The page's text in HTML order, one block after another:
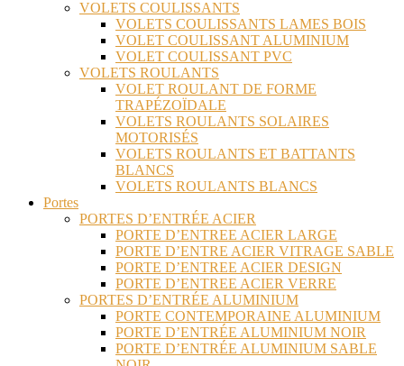
VOLETS COULISSANTS
VOLETS COULISSANTS LAMES BOIS
VOLET COULISSANT ALUMINIUM
VOLET COULISSANT PVC
VOLETS ROULANTS
VOLET ROULANT DE FORME
TRAPÉZOÏDALE
VOLETS ROULANTS SOLAIRES
MOTORISÉS
VOLETS ROULANTS ET BATTANTS
BLANCS
VOLETS ROULANTS BLANCS
Portes
PORTES D’ENTRÉE ACIER
PORTE D’ENTREE ACIER LARGE
PORTE D’ENTRE ACIER VITRAGE SABLE
PORTE D’ENTREE ACIER DESIGN
PORTE D’ENTREE ACIER VERRE
PORTES D’ENTRÉE ALUMINIUM
PORTE CONTEMPORAINE ALUMINIUM
PORTE D’ENTRÉE ALUMINIUM NOIR
PORTE D’ENTRÉE ALUMINIUM SABLE